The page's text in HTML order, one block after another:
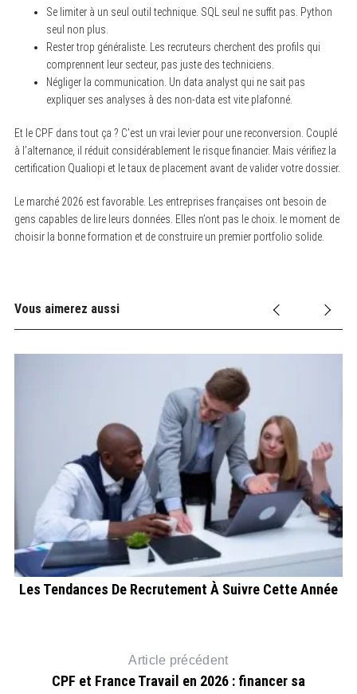
Se limiter à un seul outil technique. SQL seul ne suffit pas. Python
seul non plus.
Rester trop généraliste. Les recruteurs cherchent des profils qui
comprennent leur secteur, pas juste des techniciens.
Négliger la communication. Un data analyst qui ne sait pas
expliquer ses analyses à des non-data est vite plafonné.
Et le CPF dans tout ça ? C’est un vrai levier pour une reconversion. Couplé
à l’alternance, il réduit considérablement le risque financier. Mais vérifiez la
certification Qualiopi et le taux de placement avant de valider votre dossier.
Le marché 2026 est favorable. Les entreprises françaises ont besoin de
gens capables de lire leurs données. Elles n’ont pas le choix. le moment de
choisir la bonne formation et de construire un premier portfolio solide.
Vous aimerez aussi
Les Tendances De Recrutement À Suivre Cette Année
Article précédent
CPF et France Travail en 2026 : financer sa